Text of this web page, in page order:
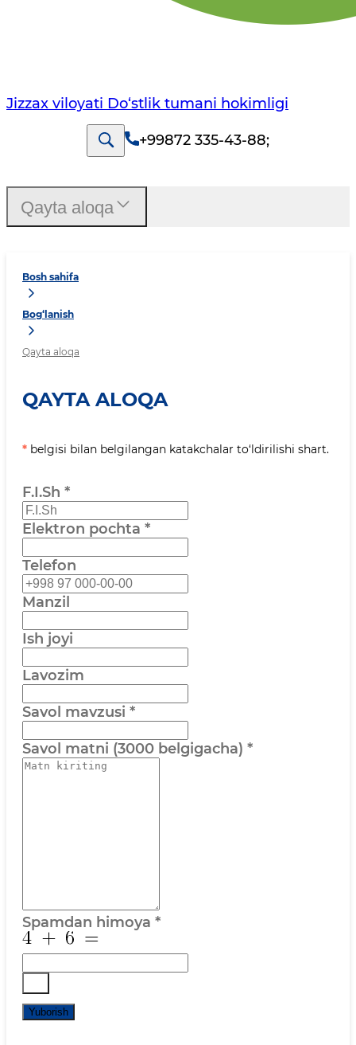
Jizzax viloyati Do‘stlik tumani hokimligi
+99872 335-43-88;
Bosh sahifa
Bog‘lanish
Qayta aloqa
QAYTA ALOQA
* belgisi bilan belgilangan katakchalar to‘ldirilishi shart.
F.I.Sh *
Elektron pochta *
Telefon
Manzil
Ish joyi
Lavozim
Savol mavzusi *
Savol matni (3000 belgigacha) *
Spamdan himoya *
Yuborish
Qayta aloqa